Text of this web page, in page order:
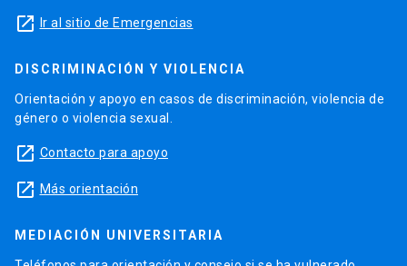
launch Ir al sitio de Emergencias
DISCRIMINACIÓN Y VIOLENCIA
Orientación y apoyo en casos de discriminación, violencia de
género o violencia sexual.
launch Contacto para apoyo
launch Más orientación
MEDIACIÓN UNIVERSITARIA